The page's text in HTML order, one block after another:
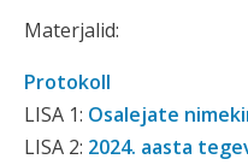
Materjalid:
Protokoll
LISA 1: Osalejate
LISA 2: 2024. aasta